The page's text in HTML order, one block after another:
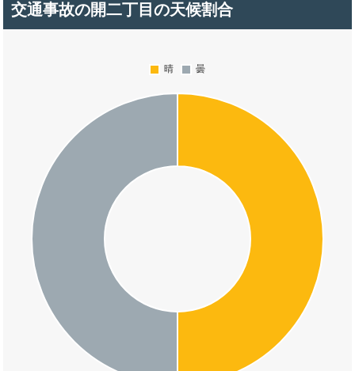
交通事故の開二丁目の天候割合